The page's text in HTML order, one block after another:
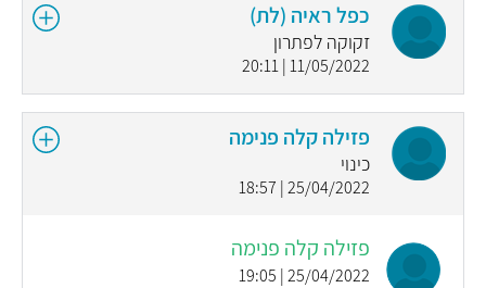
כפל ראיה (לת)
זקוקה לפתרון
11/05/2022 | 20:11
פזילה קלה פנימה
כינוי
25/04/2022 | 18:57
פזילה קלה פנימה
25/04/2022 | 19:05